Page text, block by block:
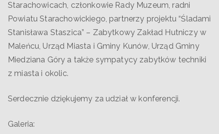
Starachowicach, członkowie Rady Muzeum, radni
Powiatu Starachowickiego, partnerzy projektu “Śladami
Stanisława Staszica” – Zabytkowy Zakład Hutniczy w
Maleńcu, Urząd Miasta i Gminy Kunów, Urząd Gminy
Miedziana Góry a także sympatycy zabytków techniki
z miasta i okolic.
Serdecznie dziękujemy za udział w konferencji.
Galeria: